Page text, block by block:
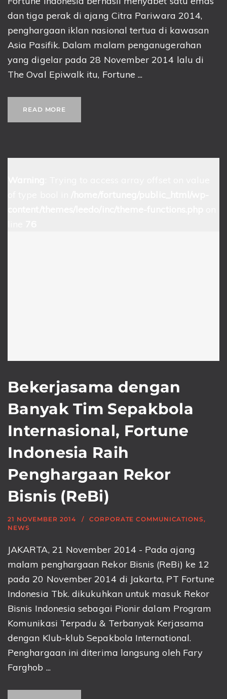
dan tiga perak di ajang Citra Pariwara 2014,
penghargaan iklan nasional tertua di kawasan
Asia Pasifik. Dalam malam penganugerahan
yang digelar pada 28 November 2014 lalu di
The Oval Epiwalk itu, Fortune ...
READ MORE
Bekerjasama dengan
Banyak Tim Sepakbola
Internasional, Fortune
Indonesia Raih
Penghargaan Rekor
Bisnis (ReBi)
21 NOVEMBER 2014 CORPORATE COMMUNICATIONS,
NEWS
JAKARTA, 21 November 2014 - Pada ajang
malam penghargaan Rekor Bisnis (ReBi) ke 12
pada 20 November 2014 di Jakarta, PT Fortune
Indonesia Tbk. dikukuhkan untuk masuk Rekor
Bisnis Indonesia sebagai Pionir dalam Program
Komunikasi Terpadu & Terbanyak Kerjasama
dengan Klub-klub Sepakbola International.
Penghargaan ini diterima langsung oleh Fary
Farghob ...